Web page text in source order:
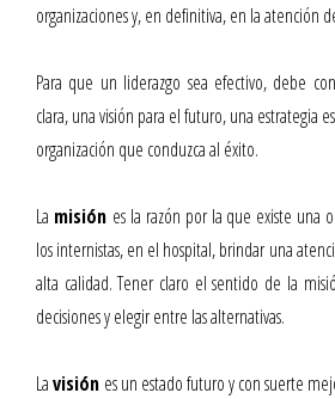
organizaciones y, en definitiva, en la atención
Para que un liderazgo sea efectivo, debe
clara, una visión para el futuro, una estrategia
organización que conduzca al éxito.
La misión es la razón por la que existe una
los internistas, en el hospital, brindar una
alta calidad. Tener claro el sentido de la
decisiones y elegir entre las alternativas.
Lavisión es un estado futuro y con suerte